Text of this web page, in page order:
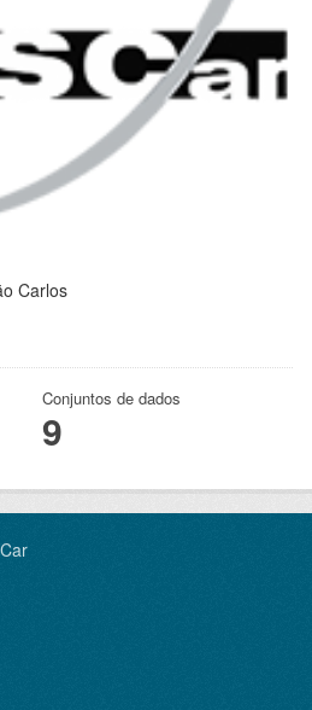
Carlos
Conjuntos de dados
9